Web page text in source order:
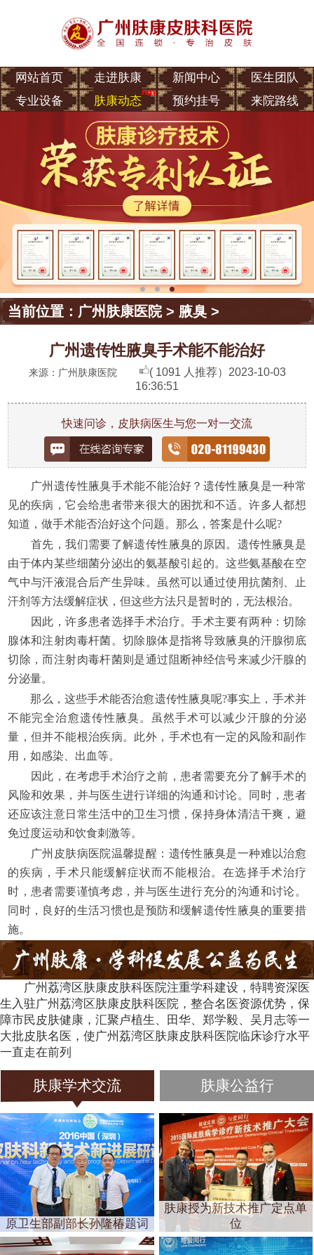
网站首页 走进肤康 新闻中心
医生团队
专业设备
肤康动态 预约挂号 来院路线
当前位置： 广州肤康医院> 腋臭 >
广州遗传性腋臭手术能不能治好
来源：广州肤康医院 ( 1091 人推荐） 2023-10-03
16:36:51
快速问诊，皮肤病医生与您一对一交流
广州遗传性腋臭手术能不能治好？遗传性腋臭是一种常
见的疾病，它会给患者带来很大的困扰和不适。许多人都想
知道，做手术能否治好这个问题。那么，答案是什么呢?
首先，我们需要了解遗传性腋臭的原因。遗传性腋臭是
由于体内某些细菌分泌出的氨基酸引起的。这些氨基酸在空
气中与汗液混合后产生异味。虽然可以通过使用抗菌剂、止
汗剂等方法缓解症状，但这些方法只是暂时的，无法根治。
因此，许多患者选择手术治疗。手术主要有两种：切除
腺体和注射肉毒杆菌。切除腺体是指将导致腋臭的汗腺彻底
切除，而注射肉毒杆菌则是通过阻断神经信号来减少汗腺的
分泌量。
那么，这些手术能否治愈遗传性腋臭呢?事实上，手术并
不能完全治愈遗传性腋臭。虽然手术可以减少汗腺的分泌
量，但并不能根治疾病。此外，手术也有一定的风险和副作
用，如感染、出血等。
因此，在考虑手术治疗之前，患者需要充分了解手术的
风险和效果，并与医生进行详细的沟通和讨论。同时，患者
还应该注意日常生活中的卫生习惯，保持身体清洁干爽，避
免过度运动和饮食刺激等。
广州皮肤病医院温馨提醒：遗传性腋臭是一种难以治愈
的疾病，手术只能缓解症状而不能根治。在选择手术治疗
时，患者需要谨慎考虑，并与医生进行充分的沟通和讨论。
同时，良好的生活习惯也是预防和缓解遗传性腋臭的重要措
施。
广州荔湾区肤康皮肤科医院注重学科建设，特聘资深医
生入驻广州荔湾区肤康皮肤科医院，整合名医资源优势，保
障市民皮肤健康，汇聚卢植生、田华、郑学毅、吴月志等一
大批皮肤名医，使广州荔湾区肤康皮肤科医院临床诊疗水平
一直走在前列
肤康学术交流 肤康公益行
原卫生部副部长孙隆椿题词
肤康授为新技术推广定点单
位